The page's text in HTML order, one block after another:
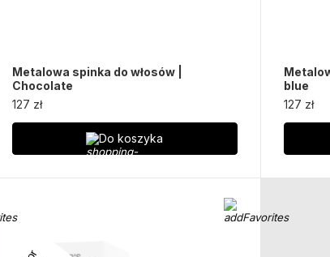
Metalowa spinka do włosów |
Chocolate
127 zł
Do koszyka
blue
127 zł